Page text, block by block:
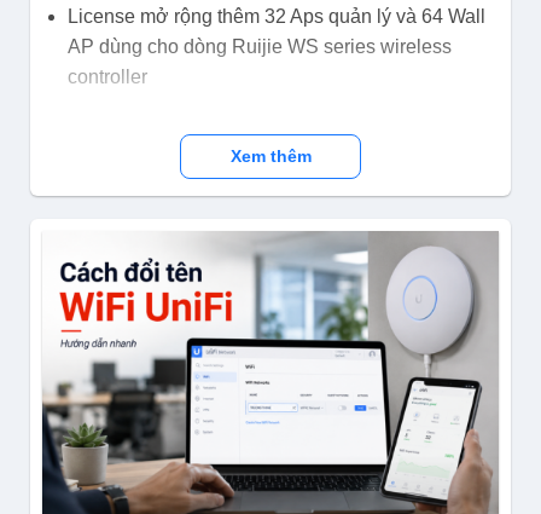
License mở rộng thêm 32 Aps quản lý và 64 Wall
AP dùng cho dòng Ruijie WS series wireless
controller
Xem thêm